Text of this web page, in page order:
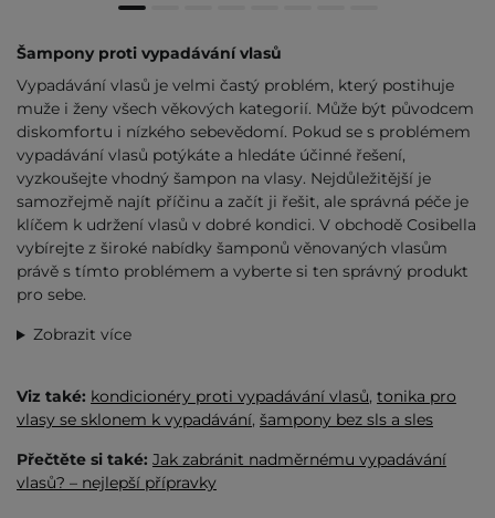
Šampony proti vypadávání vlasů
Vypadávání vlasů je velmi častý problém, který postihuje
muže i ženy všech věkových kategorií. Může být původcem
diskomfortu i nízkého sebevědomí. Pokud se s problémem
vypadávání vlasů potýkáte a hledáte účinné řešení,
vyzkoušejte vhodný šampon na vlasy. Nejdůležitější je
samozřejmě najít příčinu a začít ji řešit, ale správná péče je
klíčem k udržení vlasů v dobré kondici. V obchodě Cosibella
vybírejte z široké nabídky šamponů věnovaných vlasům
právě s tímto problémem a vyberte si ten správný produkt
pro sebe.
Zobrazit více
Viz také: kondicionéry proti vypadávání vlasů, tonika pro
vlasy se sklonem k vypadávání, šampony bez sls a sles
Přečtěte si také: Jak zabránit nadměrnému vypadávání
vlasů? – nejlepší přípravky